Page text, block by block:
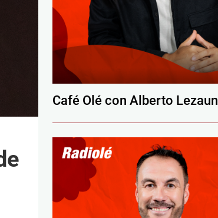
Café Olé con Alberto Lezaun